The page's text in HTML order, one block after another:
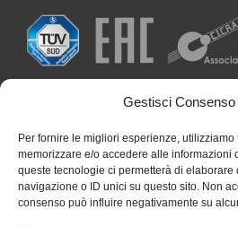
Gestisci Consenso
Per fornire le migliori esperienze,
memorizzare e/o accedere alle informazioni
queste tecnologie ci permetterà di elaborare
navigazione o ID unici su questo sito. Non
consenso può influire negativamente su